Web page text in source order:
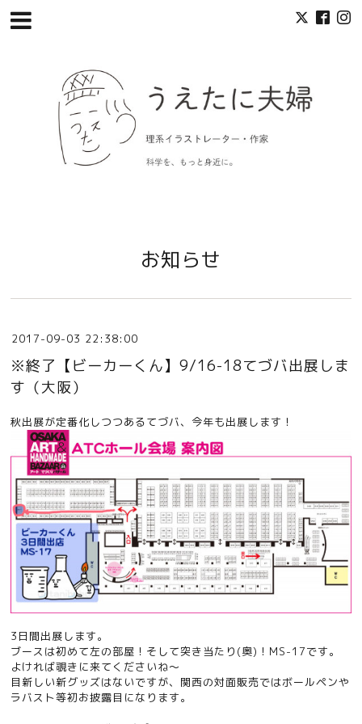
お知らせ
2017-09-03 22:38:00
※終了【ビーカーくん】9/16-18てづバ出展しま
す（大阪）
秋出展が定番化しつつあるてづバ、今年も出展します！
3日間出展します。
ブースは初めて左の部屋！そして突き当たり(奥)！MS-17です。
よければ覗きに来てくださいね〜
目新しい新グッズはないですが、関西の対面販売ではボールペンや
ラバスト等初お披露目になります。